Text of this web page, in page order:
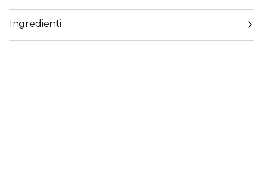
polveri incluso con il suo adorabile design a forma di fiocco
garantisce un risultato perfetto per tutte le tonalità di pelle,
offrendo un finish perfettamente opacizzato che dura nel
Ingredienti